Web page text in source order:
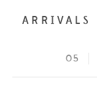
ARRIVALS
05